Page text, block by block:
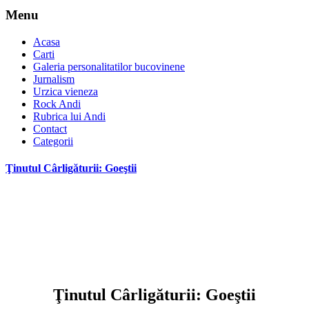
Menu
Acasa
Carti
Galeria personalitatilor bucovinene
Jurnalism
Urzica vieneza
Rock Andi
Rubrica lui Andi
Contact
Categorii
Ţinutul Cârligăturii: Goeştii
Ţinutul Cârligăturii: Goeştii